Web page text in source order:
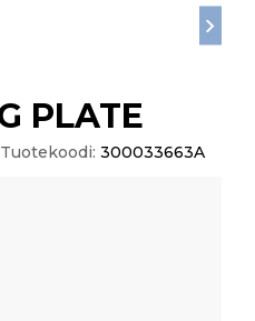
PLATE
Tuotekoodi: 300033663A